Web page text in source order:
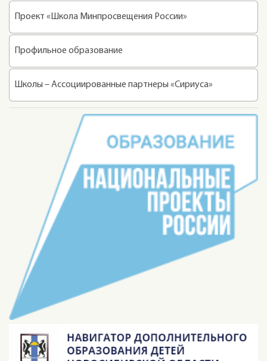
Проект «Школа Минпросвещения России»
Профильное образование
Школы – Ассоциированные партнеры «Сириуса»